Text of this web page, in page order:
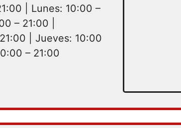
| Lunes: 10:00 –
– 21:00 |
| Jueves: 10:00
– 21:00